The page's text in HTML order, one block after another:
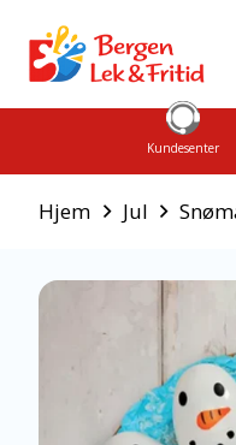
Kundesenter
Hjem Jul